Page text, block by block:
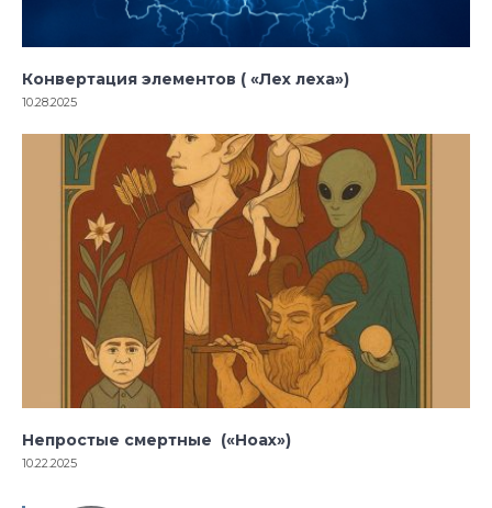
Конвертация элементов ( «Лех леха»)
10.28.2025
Непростые смертные («Ноах»)
10.22.2025